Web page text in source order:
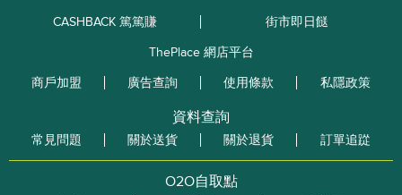
CASHBACK 篤篤賺
街市即日餸
ThePlace 網店平台
商戶加盟
廣告查詢 使用條款 私隱政策
資料查詢
常見問題 關於送貨 關於退貨 訂單追踨
O2O自取點